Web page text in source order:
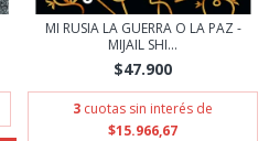
MI RUSIA LA GUERRA O LA PAZ -
MIJAIL SHI...
$47.900
3 cuotas sin interés de
$15.966,67